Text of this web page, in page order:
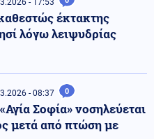
- 17:53
έκτακτης
λόγω λειψυδρίας
- 08:37 0
Σοφία» νοσηλεύεται
μετά από πτώση με